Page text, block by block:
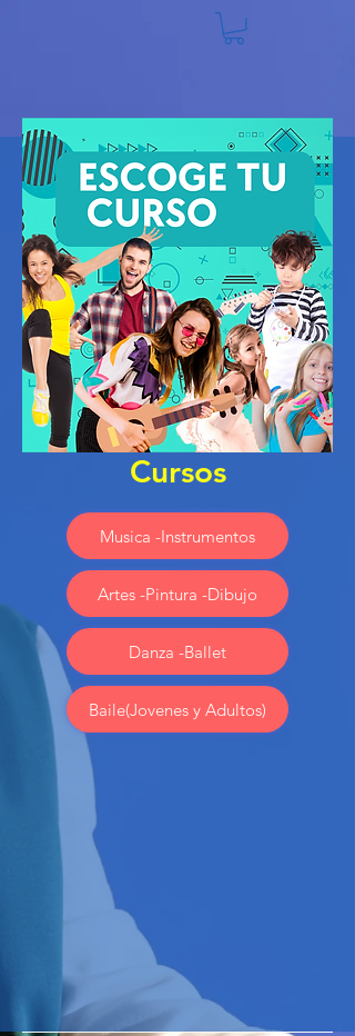
Cursos
Musica -Instrumentos
Artes -Pintura -Dibujo
Danza -Ballet
Baile(Jovenes y Adultos)